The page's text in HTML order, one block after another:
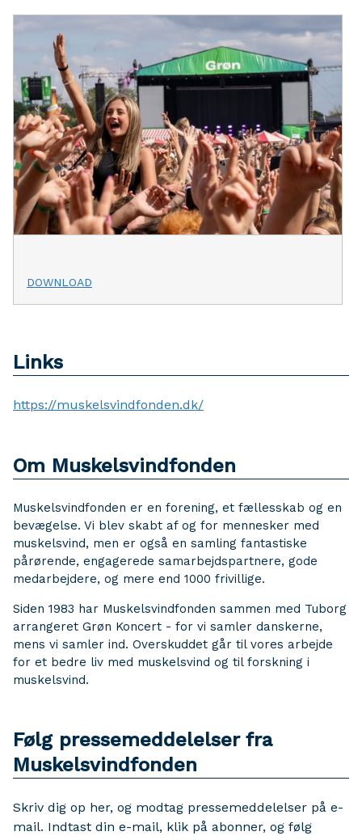
DOWNLOAD
Links
https://muskelsvindfonden.dk/
Om Muskelsvindfonden
Muskelsvindfonden er en forening, et fællesskab og en
bevægelse. Vi blev skabt af og for mennesker med
muskelsvind, men er også en samling fantastiske
pårørende, engagerede samarbejdspartnere, gode
medarbejdere, og mere end 1000 frivillige.
Siden 1983 har Muskelsvindfonden sammen med Tuborg
arrangeret Grøn Koncert - for vi samler danskerne,
mens vi samler ind. Overskuddet går til vores arbejde
for et bedre liv med muskelsvind og til forskning i
muskelsvind.
Følg pressemeddelelser fra
Muskelsvindfonden
Skriv dig op her, og modtag pressemeddelelser på e-
mail. Indtast din e-mail, klik på abonner, og følg